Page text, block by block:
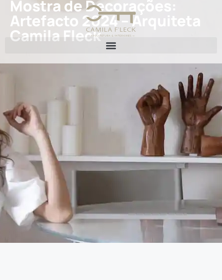
Mostra de Decorações:
Artefacto 2024 – Arquiteta
Camila Fleck